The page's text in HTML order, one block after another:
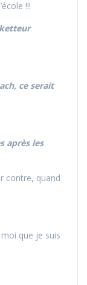
!!!
ce serait
après les
contre, quand
que je suis